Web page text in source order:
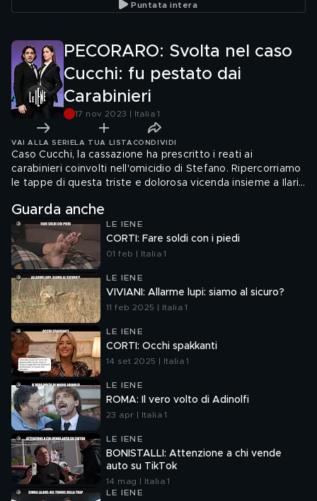
Puntata intera
PECORARO: Svolta nel caso
Cucchi: fu pestato dai
Carabinieri
17 nov 2023 | Italia 1
VAI ALLA SERIE LA TUA LISTA CONDIVIDI
Caso Cucchi, la cassazione ha prescritto i reati ai
carabinieri coinvolti nell'omicidio di Stefano. Ripercorriamo
le tappe di questa triste e dolorosa vicenda insieme a Ilaria
Tedesco, testimone chiave del processo Cucchi. Servizio
di Gaetano Pecoraro e Alessia Rafanelli
Guarda anche
LE IENE
CORTI: Fare soldi con i piedi
01 feb | Italia 1
LE IENE
VIVIANI: Allarme lupi: siamo al sicuro?
11 feb 2025 | Italia 1
LE IENE
CORTI: Occhi spakkanti
14 set 2025 | Italia 1
LE IENE
ROMA: Il vero volto di Adinolfi
23 apr | Italia 1
LE IENE
BONISTALLI: Attenzione a chi vende
auto su TikTok
14 mag | Italia 1
LE IENE